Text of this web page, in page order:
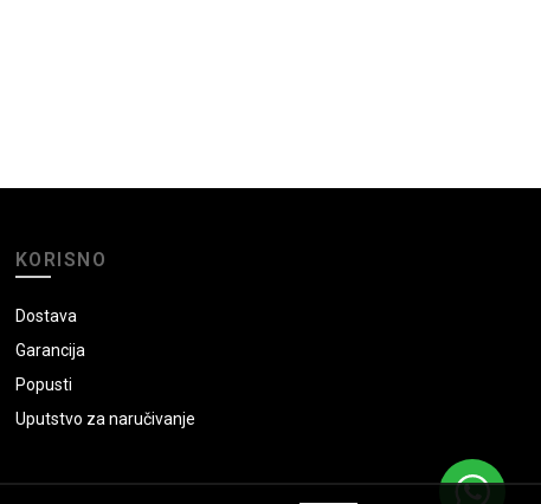
KORISNO
Dostava
Garancija
Popusti
Uputstvo za naručivanje